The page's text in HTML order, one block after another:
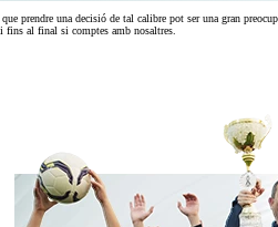
que prendre una decisió de tal calibre pot ser una gran
fins al final si comptes amb nosaltres.